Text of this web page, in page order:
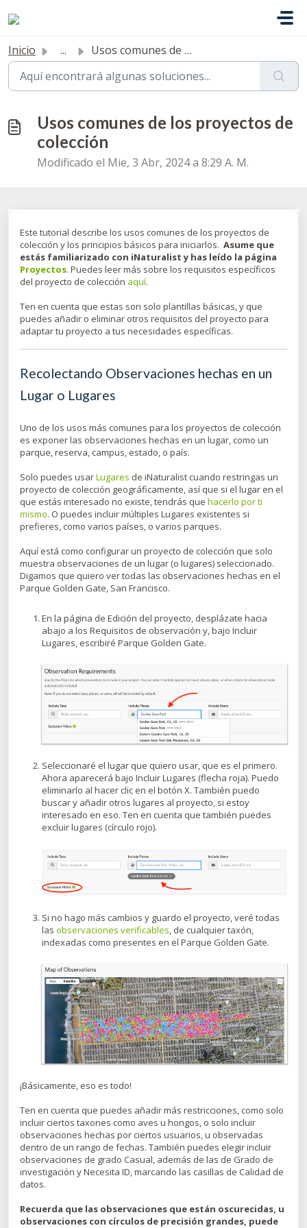
Inicio ... Usos comunes de los proyectos de colección
Usos comunes de los proyectos de
colección
Modificado el Mie, 3 Abr, 2024 a 8:29 A. M.
Este tutorial describe los usos comunes de los proyectos de
colección y los principios básicos para iniciarlos. Asume que
estás familiarizado con iNaturalist y has leído la página
Proyectos. Puedes leer más sobre los requisitos específicos
del proyecto de colección aquí.
Ten en cuenta que estas son solo plantillas básicas, y que
puedes añadir o eliminar otros requisitos del proyecto para
adaptar tu proyecto a tus necesidades específicas.
Recolectando Observaciones hechas en un
Lugar o Lugares
Uno de los usos más comunes para los proyectos de colección
es exponer las observaciones hechas en un lugar, como un
parque, reserva, campus, estado, o país.
Solo puedes usarLugares de iNaturalist cuando restringas un
proyecto de colección geográficamente, así que si el lugar en el
que estás interesado no existe, tendrás que hacerlo por ti
mismo. O puedes incluir múltiples Lugares existentes si
prefieres, como varios países, o varios parques.
Aquí está como configurar un proyecto de colección que solo
muestra observaciones de un lugar (o lugares) seleccionado.
Digamos que quiero ver todas las observaciones hechas en el
Parque Golden Gate, San Francisco.
En la página de Edición del proyecto, desplázate hacia
abajo a los Requisitos de observación y, bajo Incluir
Lugares, escribiré Parque Golden Gate.
Seleccionaré el lugar que quiero usar, que es el primero.
Ahora aparecerá bajo Incluir Lugares (flecha roja). Puedo
eliminarlo al hacer clic en el botón X. También puedo
buscar y añadir otros lugares al proyecto, si estoy
interesado en eso. Ten en cuenta que también puedes
excluir lugares (círculo rojo).
Si no hago más cambios y guardo el proyecto, veré todas
las observaciones verificables, de cualquier taxón,
indexadas como presentes en el Parque Golden Gate.
¡Básicamente, eso es todo!
Ten en cuenta que puedes añadir más restricciones, como solo
incluir ciertos taxones como aves u hongos, o solo incluir
observaciones hechas por ciertos usuarios, u observadas
dentro de un rango de fechas. También puedes elegir incluir
observaciones de grado Casual, además de las de Grado de
investigación y Necesita ID, marcando las casillas de Calidad de
datos.
Recuerda que las observaciones que están oscurecidas, u
observaciones con círculos de precisión grandes, puede